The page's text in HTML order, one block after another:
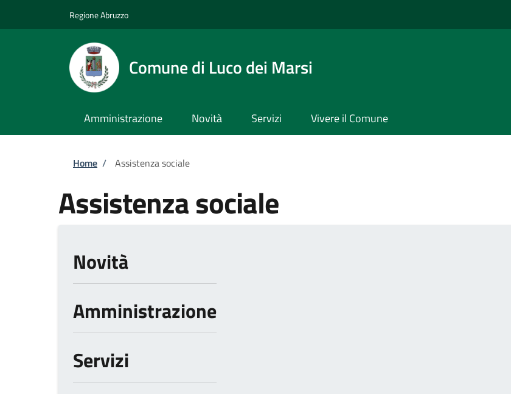
Regione Abruzzo
Comune di Luco dei Marsi
Amministrazione Novità Servizi Vivere il Comune
Briciole di pane
Home / Assistenza sociale
Assistenza sociale
Novità
Amministrazione
Servizi